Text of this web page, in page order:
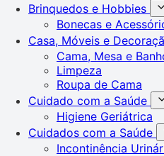
Brinquedos e Hobbies
Bonecas e
Casa, Móveis e
Cama, Mesa e
Limpeza
Roupa de Cama
Cuidado com a Saúde
Higiene Geriátrica
Cuidados com a Saúde
Incontinência